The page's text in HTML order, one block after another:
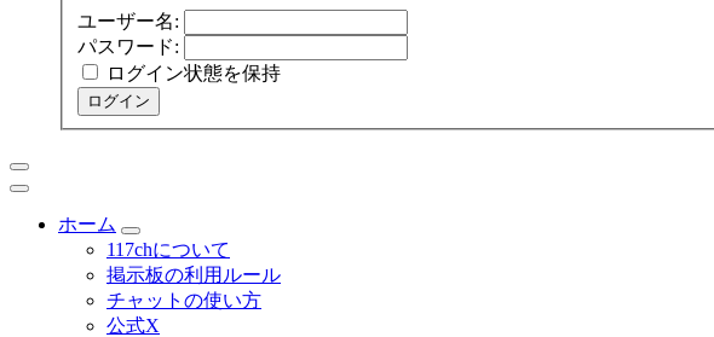
ユーザー名:
パスワード:
ログイン状態を保持
ログイン
ホーム
117chについて
掲示板の利用ルール
チャットの使い方
公式X